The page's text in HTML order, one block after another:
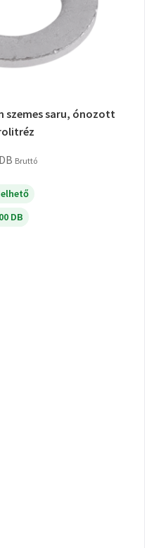
szemes saru, ónozott
Bruttó
DB